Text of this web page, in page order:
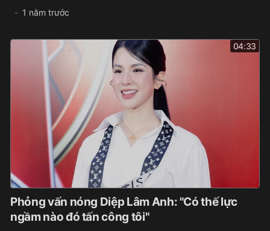
1 năm trước
04:33
Phỏng vấn nóng Diệp Lâm Anh: "Có thế lực
ngầm nào đó tấn công tôi"